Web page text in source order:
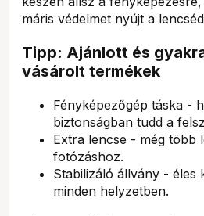
máris védelmet nyújt a
Tipp: Ajánlott és
vásárolt termékek
Fényképezőgép táska -
biztonságban tudd a
Extra lencse - még több
fotózáshoz.
Stabilizáló állvány - éles
minden helyzetben.